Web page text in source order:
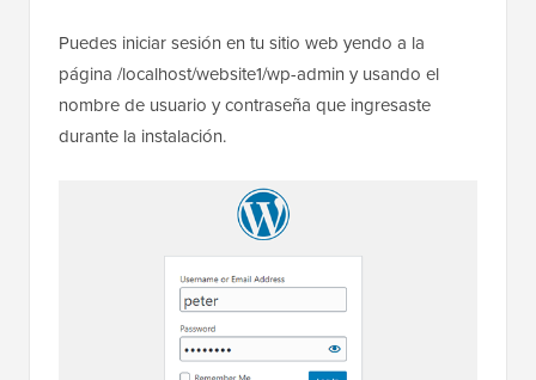
Puedes iniciar sesión en tu sitio web yendo a la
página /localhost/website1/wp-admin y usando el
nombre de usuario y contraseña que ingresaste
durante la instalación.